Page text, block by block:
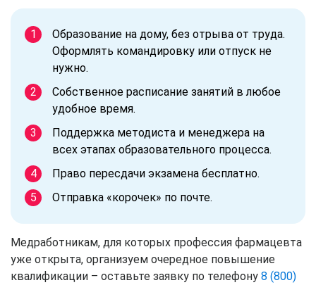
Образование на дому, без отрыва от труда.
Оформлять командировку или отпуск не
нужно.
Собственное расписание занятий в любое
удобное время.
Поддержка методиста и менеджера на
всех этапах образовательного процесса.
Право пересдачи экзамена бесплатно.
Отправка «корочек» по почте.
Медработникам, для которых профессия фармацевта
уже открыта, организуем очередное повышение
квалификации – оставьте заявку по телефону 8 (800)